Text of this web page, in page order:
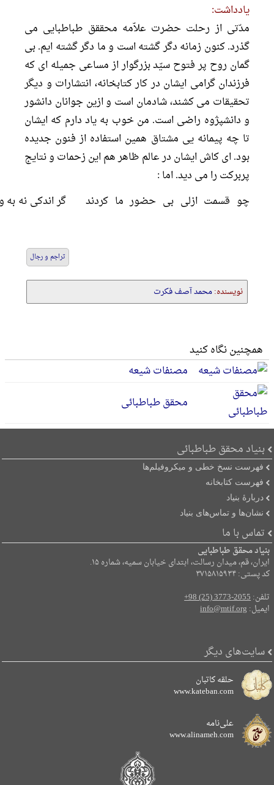
یادداشت:
مدّتی از رحلت حضرت علاّمه محققق طباطبایی می
گذرد. کنون زمانه دگر گشته است و ما دگر گشته ایم. بی
گمان روح پر فتوح سیّد بزرگوار از مساعی جمیله ای که
فرزندان گرامی ایشان در کار کتابخانه، انتشارات و دیگر
تحقیقات می کشند، شادمان است و ازین جوانان دانشور
و دانشپژوه راضی است. من خوب به یاد دارم که ایشان
تا چه پیمانه یی مشتاق همین استفاده از فنون جدیده
بود. ای کاش ایشان در عالم ظاهر هم این زحمات و نتایج
پربرکت را می دید. اما :
چو قسمت ازلی بی حضور ما کردند
گر اندکی نه
تراجم و رجال
نویسنده:محمد آصف فکرت
همچنین نگاه کنید
مصنفات شیعه
محقق طباطبائی
بنیاد محقق طباطبائی
فهرست نسخ خطی و میکروفیلم‌ها
فهرست کتابخانه
دربارۀ بنیاد
نشان‌ها و تماس‌های بنیاد
تماس با ما
بنیاد محقق طباطبایی
ایران، قم، میدان رسالت، ابتدای خیابان سمیه، شماره ۱۵.
کد پستی: ۳۷۱۵۸۱۵۹۳۴
تلفن:+98 (25) 3773-2055
ایمیل:info@mtif.org
سایت‌های دیگر
حلقه کاتبان
www.kateban.com
علی‌نامه
www.alinameh.com